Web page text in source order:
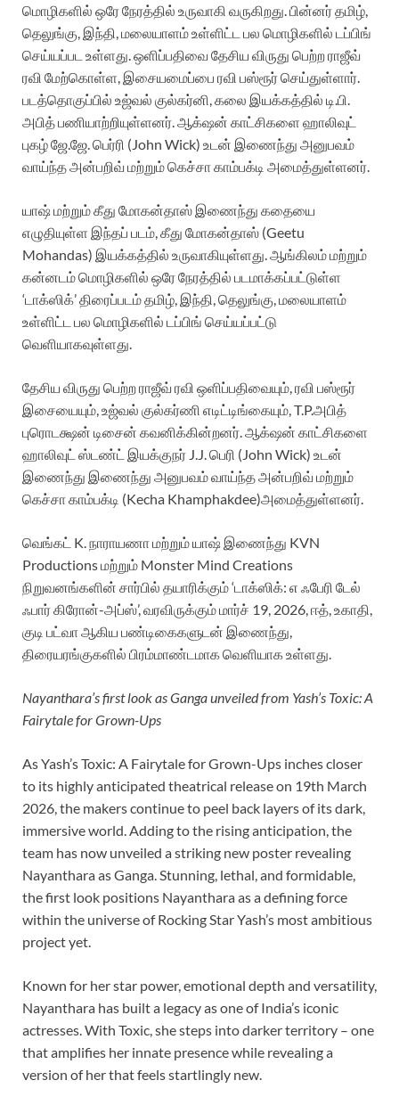
மொழிகளில் ஒரே நேரத்தில் உருவாகி வருகிறது. பின்னர் தமிழ்,
தெலுங்கு, இந்தி, மலையாளம் உள்ளிட்ட பல மொழிகளில் டப்பிங்
செய்யப்பட உள்ளது. ஒளிப்பதிவை தேசிய விருது பெற்ற ராஜீவ்
ரவி மேற்கொள்ள, இசையமைப்பை ரவி பஸ்ரூர் செய்துள்ளார்.
படத்தொகுப்பில் உஜ்வல் குல்கர்னி, கலை இயக்கத்தில் டி.பி.
அபித் பணியாற்றியுள்ளனர். ஆக்‌ஷன் காட்சிகளை ஹாலிவுட்
புகழ் ஜே.ஜே. பெர்ரி (John Wick) உடன் இணைந்து அனுபவம்
வாய்ந்த அன்பறிவ் மற்றும் கெச்சா காம்பக்‌டி அமைத்துள்ளனர்.
யாஷ் மற்றும் கீது மோகன்தாஸ் இணைந்து கதையை
எழுதியுள்ள இந்தப் படம், கீது மோகன்தாஸ் (Geetu
Mohandas) இயக்கத்தில் உருவாகியுள்ளது. ஆங்கிலம் மற்றும்
கன்னடம் மொழிகளில் ஒரே நேரத்தில் படமாக்கப்பட்டுள்ள
‘டாக்ஸிக்’ திரைப்படம் தமிழ், இந்தி, தெலுங்கு, மலையாளம்
உள்ளிட்ட பல மொழிகளில் டப்பிங் செய்யப்பட்டு
வெளியாகவுள்ளது.
தேசிய விருது பெற்ற ராஜீவ் ரவி ஒளிப்பதிவையும், ரவி பஸ்ரூர்
இசையையும், உஜ்வல் குல்கர்ணி எடிட்டிங்கையும், T.P.அபித்
புரொடக்ஷன் டிசைன் கவனிக்கின்றனர். ஆக்‌ஷன் காட்சிகளை
ஹாலிவுட் ஸ்டண்ட் இயக்குநர் J.J. பெரி (John Wick) உடன்
இணைந்து இணைந்து அனுபவம் வாய்ந்த அன்பறிவ் மற்றும்
கெச்சா காம்பக்‌டி (Kecha Khamphakdee)அமைத்துள்ளனர்.
வெங்கட் K. நாராயணா மற்றும் யாஷ் இணைந்து KVN
Productions மற்றும் Monster Mind Creations
நிறுவனங்களின் சார்பில் தயாரிக்கும் ‘டாக்ஸிக்: எ ஃபேரி டேல்
ஃபார் கிரோன்-அப்ஸ்’, வரவிருக்கும் மார்ச் 19, 2026, ஈத், உகாதி,
குடி பட்வா ஆகிய பண்டிகைகளுடன் இணைந்து,
திரையரங்குகளில் பிரம்மாண்டமாக வெளியாக உள்ளது.
Nayanthara’s first look as Ganga unveiled from Yash’s Toxic: A
Fairytale for Grown-Ups
As Yash’s Toxic: A Fairytale for Grown-Ups inches closer
to its highly anticipated theatrical release on 19th March
2026, the makers continue to peel back layers of its dark,
immersive world. Adding to the rising anticipation, the
team has now unveiled a striking new poster revealing
Nayanthara as Ganga. Stunning, lethal, and formidable,
the first look positions Nayanthara as a defining force
within the universe of Rocking Star Yash’s most ambitious
project yet.
Known for her star power, emotional depth and versatility,
Nayanthara has built a legacy as one of India’s iconic
actresses. With Toxic, she steps into darker territory – one
that amplifies her innate presence while revealing a
version of her that feels startlingly new.